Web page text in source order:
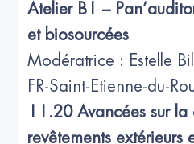
Atelier B1 –
et biosourcées
Modératrice : Estelle
FR-Saint-Etienne-du-
11.20 Avancées sur
revêtements extérieurs